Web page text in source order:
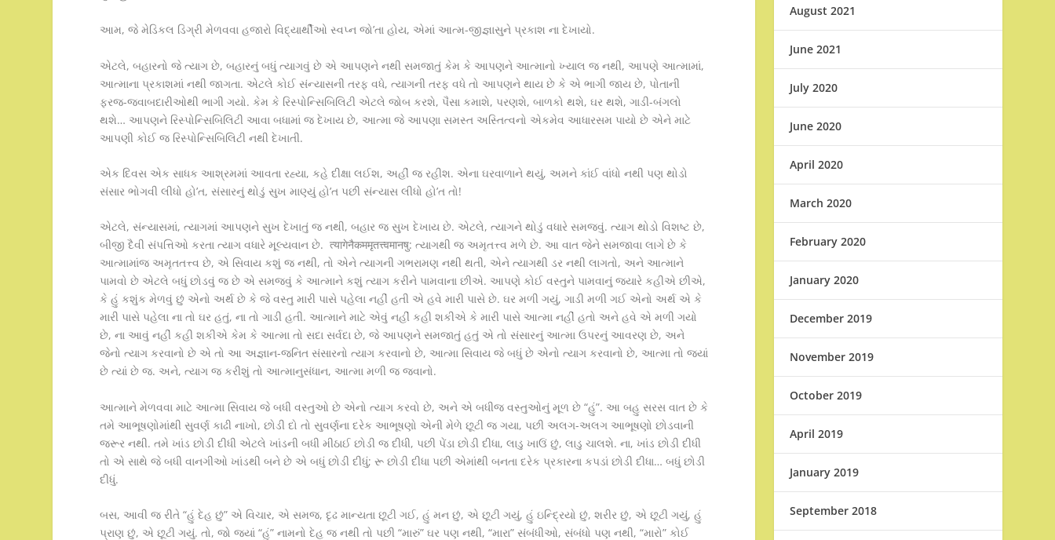
આમ, જે મેડિકલ ડિગ્રી મેળવવા હજારો વિદ્યાર્થીઓ સ્વપ્ન જો’તા હોય, એમાં આત્મ-જીજ્ઞાસુને પ્રકાશ ના દેખાયો.
એટલે, બહારનો જે ત્યાગ છે, બહારનું બધું ત્યાગવું છે એ આપણને નથી સમજાતું કેમ કે આપણને આત્માનો ખ્યાલ જ નથી, આપણે આત્મામાં,
આત્માના પ્રકાશમાં નથી જાગતા. એટલે કોઈ સંન્યાસની તરફ વધે, ત્યાગની તરફ વધે તો આપણને થાય છે કે એ ભાગી જાય છે, પોતાની
ફરજ-જવાબદારીઓથી ભાગી ગયો. કેમ કે રિસ્પોન્સિબિલિટી એટલે જોબ કરશે, પૈસા કમાશે, પરણશે, બાળકો થશે, ઘર થશે, ગાડી-બંગલો
થશે… આપણને રિસ્પોન્સિબિલિટી આવા બધામાં જ દેખાય છે, આત્મા જે આપણા સમસ્ત અસ્તિત્વનો એકમેવ આધારસમ પાયો છે એને માટે
આપણી કોઈ જ રિસ્પોન્સિબિલિટી નથી દેખાતી.
એક દિવસ એક સાધક આશ્રમમાં આવતા રહ્યા, કહે દીક્ષા લઈશ, અહીં જ રહીશ. એના ઘરવાળાને થયું, અમને કાંઈ વાંધો નથી પણ થોડો
સંસાર ભોગવી લીધો હો’ત, સંસારનું થોડું સુખ માણ્યું હો’ત પછી સંન્યાસ લીધો હો’ત તો!
એટલે, સંન્યાસમાં, ત્યાગમાં આપણને સુખ દેખાતું જ નથી, બહાર જ સુખ દેખાય છે. એટલે, ત્યાગને થોડું વધારે સમજવું. ત્યાગ થોડો વિશષ્ટ છે,
બીજી દૈવી સંપત્તિઓ કરતા ત્યાગ વધારે મૂલ્યવાન છે. त्यागेनैकममृतत्त्वमानषु: ત્યાગથી જ અમૃતત્ત્વ મળે છે. આ વાત જેને સમજાવા લાગે છે કે
આત્મામાંજ અમૃતતત્ત્વ છે, એ સિવાય કશું જ નથી, તો એને ત્યાગની ગભરામણ નથી થતી, એને ત્યાગથી ડર નથી લાગતો, અને આત્માને
પામવો છે એટલે બધું છોડવું જ છે એ સમજવું કે આત્માને કશું ત્યાગ કરીને પામવાના છીએ. આપણે કોઈ વસ્તુને પામવાનું જયારે કહીએ છીએ,
કે હું કશુંક મેળવું છું એનો અર્થ છે કે જે વસ્તુ મારી પાસે પહેલા નહીં હતી એ હવે મારી પાસે છે. ઘર મળી ગયું, ગાડી મળી ગઈ એનો અર્થ એ કે
મારી પાસે પહેલા ના તો ઘર હતું, ના તો ગાડી હતી. આત્માને માટે એવું નહીં કહી શકીએ કે મારી પાસે આત્મા નહીં હતો અને હવે એ મળી ગયો
છે, ના આવું નહીં કહી શકીએ કેમ કે આત્મા તો સદા સર્વદા છે, જે આપણને સમજાતું હતું એ તો સંસારનું આત્મા ઉપરનું આવરણ છે, અને
જેનો ત્યાગ કરવાનો છે એ તો આ અજ્ઞાન-જનિત સંસારનો ત્યાગ કરવાનો છે, આત્મા સિવાય જે બધું છે એનો ત્યાગ કરવાનો છે, આત્મા તો જ્યાં
છે ત્યાં છે જ. અને, ત્યાગ જ કરીશું તો આત્માનુસંધાન, આત્મા મળી જ જવાનો.
આત્માને મેળવવા માટે આત્મા સિવાય જે બધી વસ્તુઓ છે એનો ત્યાગ કરવો છે, અને એ બધીજ વસ્તુઓનું મૂળ છે “હું”. આ બહુ સરસ વાત છે કે
તમે આભૂષણોમાંથી સુવર્ણ કાઢી નાખો, છોડી દો તો સુવર્ણના દરેક આભૂષણો એની મેળે છૂટી જ ગયા, પછી અલગ-અલગ આભૂષણો છોડવાની
જરૂર નથી. તમે ખાંડ છોડી દીધી એટલે ખાંડની બધી મીઠાઈ છોડી જ દીધી, પછી પેંડા છોડી દીધા, લાડુ ખાઉં છું, લાડુ ચાલશે. ના, ખાંડ છોડી દીધી
તો એ સાથે જે બધી વાનગીઓ ખાંડથી બને છે એ બધું છોડી દીધું; રૂ છોડી દીધા પછી એમાંથી બનતા દરેક પ્રકારના કપડાં છોડી દીધા… બધું છોડી
દીધું.
બસ, આવી જ રીતે “હું દેહ છું” એ વિચાર, એ સમજ, દૃઢ માન્યતા છૂટી ગઈ, હું મન છું, એ છૂટી ગયું, હું ઇન્દ્રિયો છું, શરીર છું, એ છૂટી ગયું, હું
પ્રાણ છું, એ છૂટી ગયું. તો, જો જ્યાં “હું” નામનો દેહ જ નથી તો પછી “મારું” ઘર પણ નથી, “મારા” સંબંધીઓ, સંબંધો પણ નથી, “મારો” કોઈ
August 2021
June 2021
July 2020
June 2020
April 2020
March 2020
February 2020
January 2020
December 2019
November 2019
October 2019
April 2019
January 2019
September 2018